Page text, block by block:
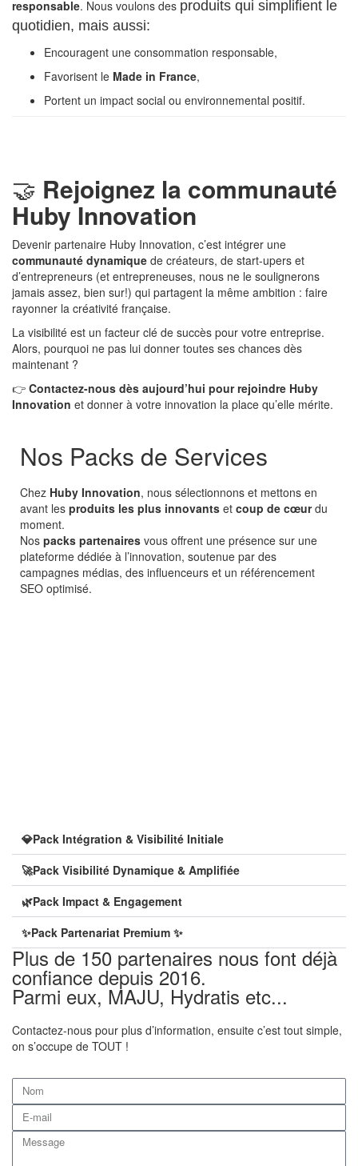
responsable. Nous voulons des produits qui simplifient le
quotidien, mais aussi:
Encouragent une consommation responsable,
Favorisent le Made in France,
Portent un impact social ou environnemental positif.
🤝 Rejoignez la communauté
Huby Innovation
Devenir partenaire Huby Innovation, c’est intégrer une
communauté dynamique de créateurs, de start-upers et
d’entrepreneurs (et entrepreneuses, nous ne le soulignerons
jamais assez, bien sur!) qui partagent la même ambition : faire
rayonner la créativité française.
La visibilité est un facteur clé de succès pour votre entreprise.
Alors, pourquoi ne pas lui donner toutes ses chances dès
maintenant ?
👉 Contactez-nous dès aujourd’hui pour rejoindre Huby
Innovation et donner à votre innovation la place qu’elle mérite.
Nos Packs de Services
Chez Huby Innovation, nous sélectionnons et mettons en
avant les produits les plus innovants et coup de cœurdu
moment.
Nos packs partenaires vous offrent une présence sur une
plateforme dédiée à l’innovation, soutenue par des
campagnes médias, des influenceurs et un référencement
SEO optimisé.
💎Pack Intégration & Visibilité Initiale
🚀Pack Visibilité Dynamique & Amplifiée
🌿Pack Impact & Engagement
✨Pack Partenariat Premium ✨
Plus de 150 partenaires nous font déjà
confiance depuis 2016.
Parmi eux, MAJU, Hydratis etc...
Contactez-nous pour plus d’information, ensuite c’est tout simple,
on s’occupe de TOUT !